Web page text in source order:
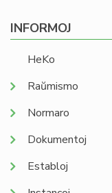
INFORMOJ
HeKo
Raŭmismo
Normaro
Dokumentoj
Establoj